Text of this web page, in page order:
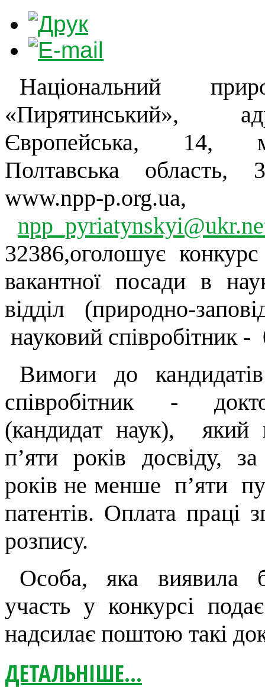
Національний
«Пирятинський»,
Європейська, 14,
Полтавська область,
www.npp-
32386,оголошує
вакантної посади в
відділ (природно-
науковий співробітник
Вимоги до
співробітник -
(кандидат наук),
п’яти років досвіду,
років не менше п’яти
патентів. Оплата праці
розпису.
Особа, яка виявила
участь у конкурсі
надсилає поштою такі
ДЕТАЛЬНІШЕ...